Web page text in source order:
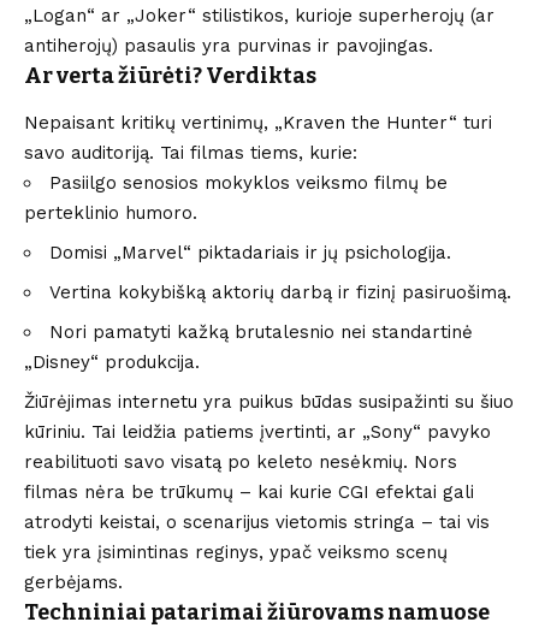
„Logan“ ar „Joker“ stilistikos, kurioje superherojų (ar
antiherojų) pasaulis yra purvinas ir pavojingas.
Ar verta žiūrėti? Verdiktas
Nepaisant kritikų vertinimų, „Kraven the Hunter“ turi
savo auditoriją. Tai filmas tiems, kurie:
Pasiilgo senosios mokyklos veiksmo filmų be
perteklinio humoro.
Domisi „Marvel“ piktadariais ir jų psichologija.
Vertina kokybišką aktorių darbą ir fizinį pasiruošimą.
Nori pamatyti kažką brutalesnio nei standartinė
„Disney“ produkcija.
Žiūrėjimas internetu yra puikus būdas susipažinti su šiuo
kūriniu. Tai leidžia patiems įvertinti, ar „Sony“ pavyko
reabilituoti savo visatą po keleto nesėkmių. Nors
filmas nėra be trūkumų – kai kurie CGI efektai gali
atrodyti keistai, o scenarijus vietomis stringa – tai vis
tiek yra įsimintinas reginys, ypač veiksmo scenų
gerbėjams.
Techniniai patarimai žiūrovams namuose